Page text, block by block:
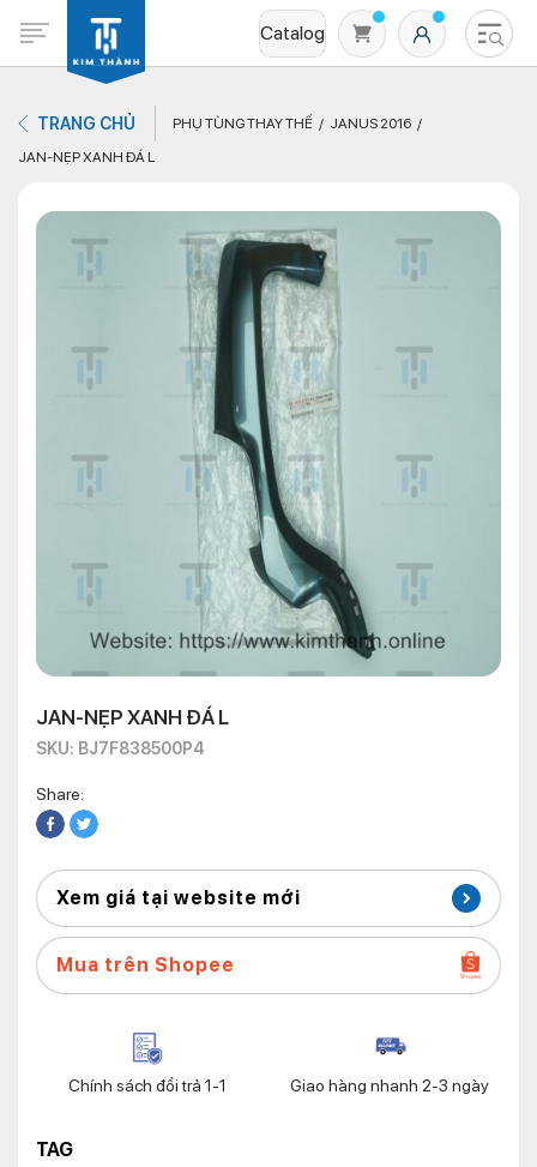
Catalog
Không có sản phẩm nào trong giỏ hàng
TRANG CHỦ PHỤ TÙNG THAY THẾ
JANUS 2016
JAN-NẸP XANH ĐÁ L
JAN-NẸP XANH ĐÁ L
SKU: BJ7F838500P4
Share:
Xem giá tại website mới
Mua trên Shopee
Chính sách đổi trả 1-1 Giao hàng nhanh 2-3 ngày
TAG